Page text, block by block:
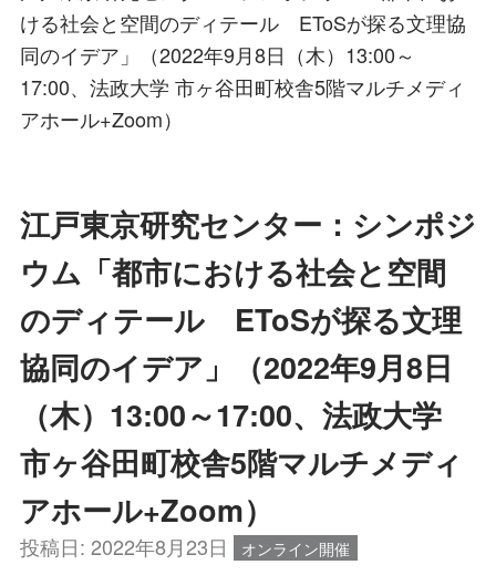
ける社会と空間のディテール EToSが探る文理協
同のイデア」（2022年9月8日（木）13:00～
17:00、法政大学 市ヶ谷田町校舎5階マルチメディ
アホール+Zoom）
江戸東京研究センター：シンポジ
ウム「都市における社会と空間
のディテール EToSが探る文理
協同のイデア」（2022年9月8日
（木）13:00～17:00、法政大学
市ヶ谷田町校舎5階マルチメディ
アホール+Zoom）
投稿日: 2022年8月23日 オンライン開催